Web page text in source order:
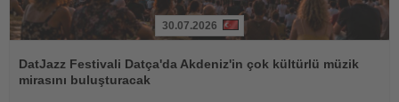
Oku
30.07.2026
DatJazz Festivali Datça'da Akdeniz'in çok kültürlü müzik
mirasını buluşturacak